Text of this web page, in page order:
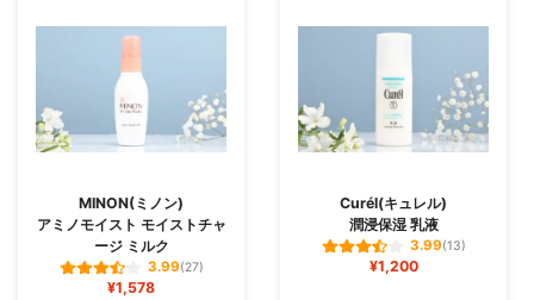
MINON(ミノン)
アミノモイスト モイストチャ
ージ ミルク
3.99(27)
¥1,578
Curél(キュレル)
潤浸保湿 乳液
3.99(13)
¥1,200